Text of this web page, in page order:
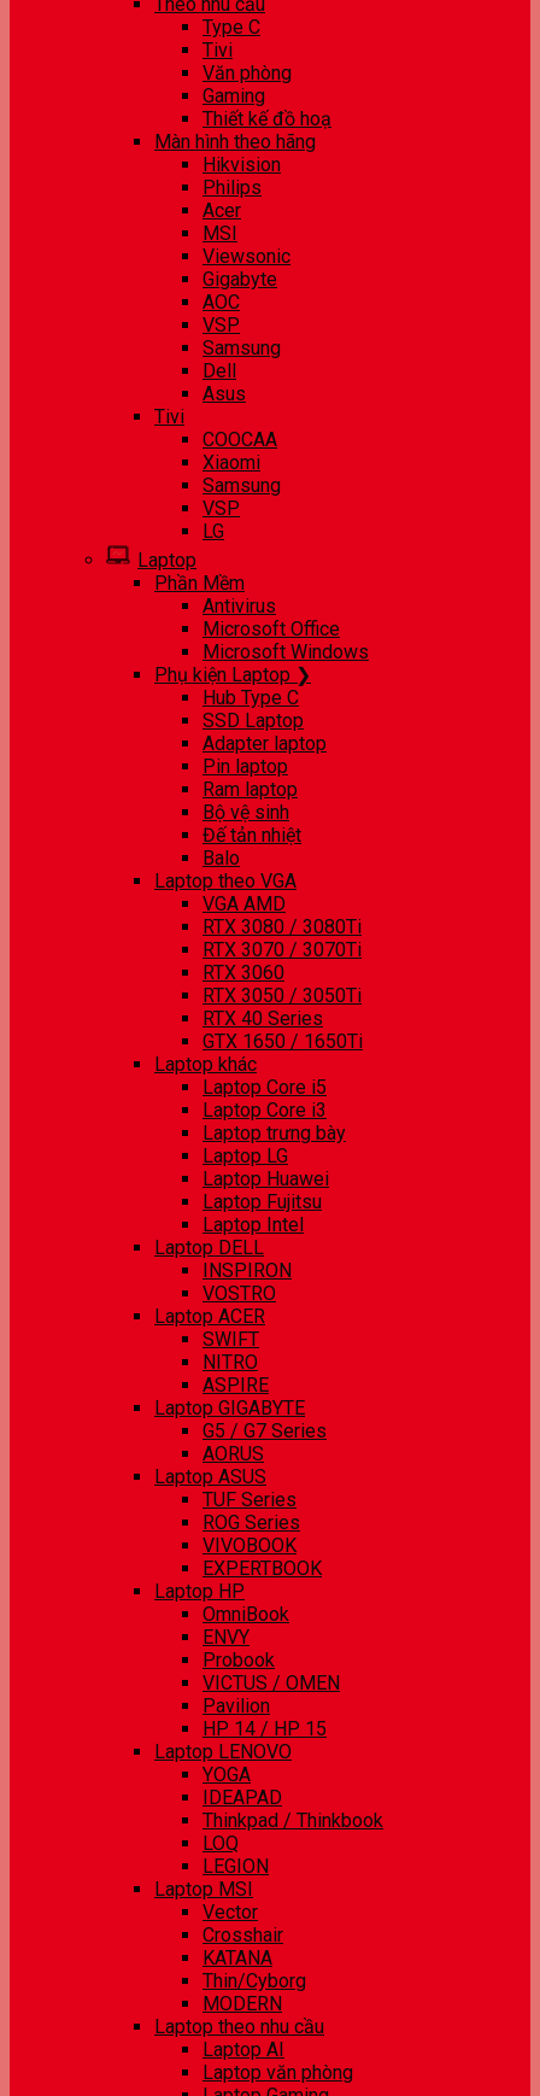
Type C
Tivi
Văn phòng
Gaming
Thiết kế đồ hoạ
Màn hình theo hãng
Hikvision
Philips
Acer
MSI
Viewsonic
Gigabyte
AOC
VSP
Samsung
Dell
Asus
Tivi
COOCAA
Xiaomi
Samsung
VSP
LG
Laptop
Phần Mềm
Antivirus
Microsoft Office
Microsoft Windows
Phụ kiện Laptop ❯
Hub Type C
SSD Laptop
Adapter laptop
Pin laptop
Ram laptop
Bộ vệ sinh
Đế tản nhiệt
Balo
Laptop theo VGA
VGA AMD
RTX 3080 / 3080Ti
RTX 3070 / 3070Ti
RTX 3060
RTX 3050 / 3050Ti
RTX 40 Series
GTX 1650 / 1650Ti
Laptop khác
Laptop Core i5
Laptop Core i3
Laptop trưng bày
Laptop LG
Laptop Huawei
Laptop Fujitsu
Laptop Intel
Laptop DELL
INSPIRON
VOSTRO
Laptop ACER
SWIFT
NITRO
ASPIRE
Laptop GIGABYTE
G5 / G7 Series
AORUS
Laptop ASUS
TUF Series
ROG Series
VIVOBOOK
EXPERTBOOK
Laptop HP
OmniBook
ENVY
Probook
VICTUS / OMEN
Pavilion
HP 14 / HP 15
Laptop LENOVO
YOGA
IDEAPAD
Thinkpad / Thinkbook
LOQ
LEGION
Laptop MSI
Vector
Crosshair
KATANA
Thin/Cyborg
MODERN
Laptop theo nhu cầu
Laptop AI
Laptop văn phòng